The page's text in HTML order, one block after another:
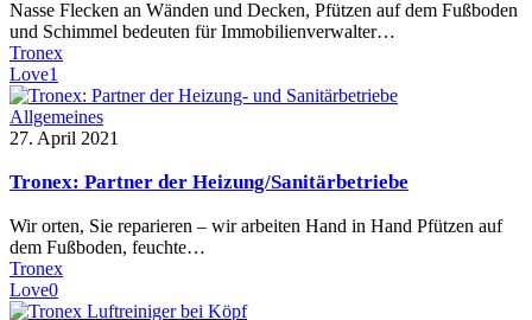
Nasse Flecken an Wänden und Decken, Pfützen auf dem Fußboden
und Schimmel bedeuten für Immobilienverwalter…
Tronex
Love1
Allgemeines
27. April 2021
Tronex: Partner der Heizung/Sanitärbetriebe
Wir orten, Sie reparieren – wir arbeiten Hand in Hand Pfützen auf
dem Fußboden, feuchte…
Tronex
Love0